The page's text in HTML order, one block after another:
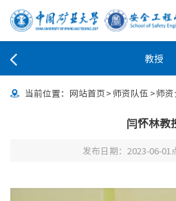
教授
当前位置： 网站首页> 师资队伍 >师
闫怀林教
发布日期：2023-06-01